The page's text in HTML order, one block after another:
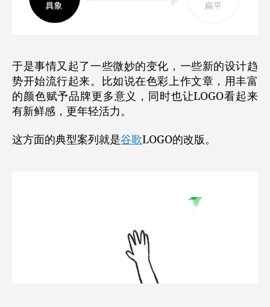
于是事情又起了一些微妙的变化，一些新的设计趋
势开始流行起来。
比如说在色彩上作文章，用丰富
的颜色赋予品牌更多意义，同时也让LOGO看起来
有新鲜感，更年轻活力。
这方面的典型案列就是谷歌LOGO的改版。